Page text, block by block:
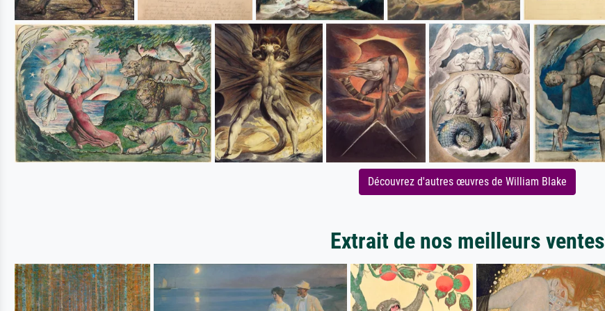
Découvrez d'autres œuvres de William Blake
Extrait de nos meilleurs ventes